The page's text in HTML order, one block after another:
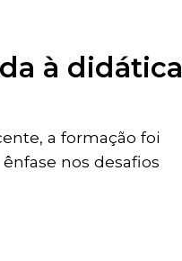
à didática
a formação foi
nos desafios